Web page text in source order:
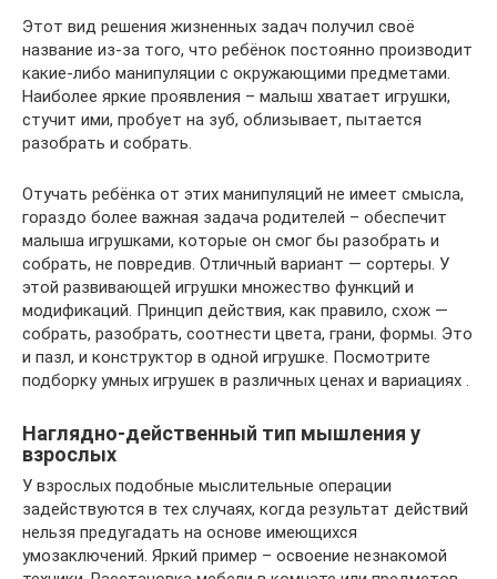
Этот вид решения жизненных задач получил своё
название из-за того, что ребёнок постоянно производит
какие-либо манипуляции с окружающими предметами.
Наиболее яркие проявления – малыш хватает игрушки,
стучит ими, пробует на зуб, облизывает, пытается
разобрать и собрать.
Отучать ребёнка от этих манипуляций не имеет смысла,
гораздо более важная задача родителей – обеспечит
малыша игрушками, которые он смог бы разобрать и
собрать, не повредив. Отличный вариант — сортеры. У
этой развивающей игрушки множество функций и
модификаций. Принцип действия, как правило, схож —
собрать, разобрать, соотнести цвета, грани, формы. Это
и пазл, и конструктор в одной игрушке. Посмотрите
подборку умных игрушек в различных ценах и вариациях .
Наглядно-действенный тип мышления у
взрослых
У взрослых подобные мыслительные операции
задействуются в тех случаях, когда результат действий
нельзя предугадать на основе имеющихся
умозаключений. Яркий пример – освоение незнакомой